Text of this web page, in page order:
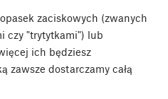
zaciskowych (zwanych
czy "trytytkami") lub
ich będziesz
zawsze dostarczamy całą